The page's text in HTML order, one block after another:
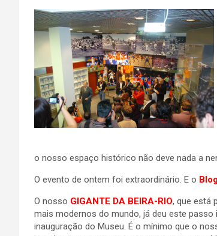
o nosso espaço histórico não deve nada a
O evento de ontem foi extraordinário. E o
O nosso GIGANTE DA BEIRA-RIO, que está
mais modernos do mundo, já deu este passo
inauguração do Museu. É o mínimo que o